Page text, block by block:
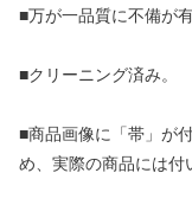
■万が一品質に不備が
■クリーニング済み。
■商品画像に「帯」が
め、実際の商品には付